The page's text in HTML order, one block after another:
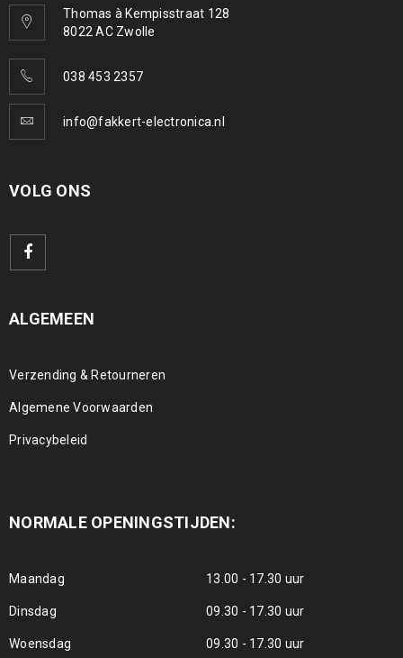
Thomas à Kempisstraat 128
8022 AC Zwolle
038 453 2357
info@fakkert-electronica.nl
VOLG ONS
ALGEMEEN
Verzending & Retourneren
Algemene Voorwaarden
Privacybeleid
NORMALE OPENINGSTIJDEN:
Maandag 13.00 - 17.30 uur
Dinsdag 09.30 - 17.30 uur
Woensdag 09.30 - 17.30 uur